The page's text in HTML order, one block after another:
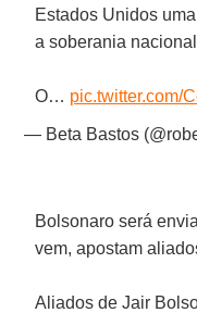
Estados Unidos
a soberania
O… pic.twitter.com/
— Beta Bastos
Bolsonaro será
vem, apostam
Aliados de Jair